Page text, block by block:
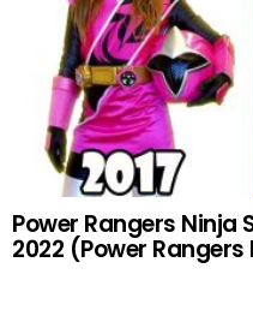
Power Rangers Ninja
2022 (Power